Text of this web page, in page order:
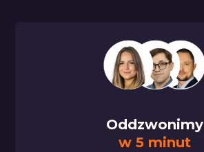
Oddzwonimy
w 5 minut